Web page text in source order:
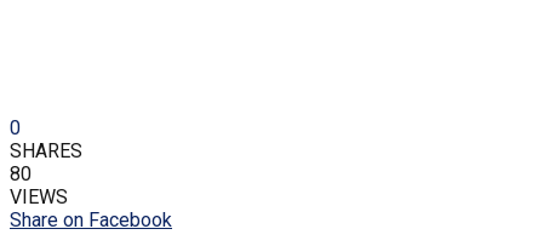
0
SHARES
80
VIEWS
Share on Facebook